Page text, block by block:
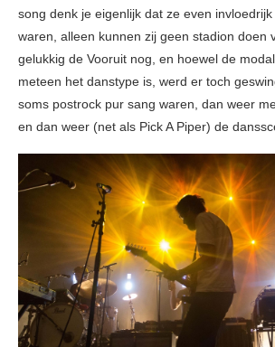
song denk je eigenlijk dat ze even
waren, alleen kunnen zij geen stadion doen
gelukkig de Vooruit nog, en hoewel de
meteen het danstype is, werd er toch
soms postrock pur sang waren, dan weer
en dan weer (net als Pick A Piper) de